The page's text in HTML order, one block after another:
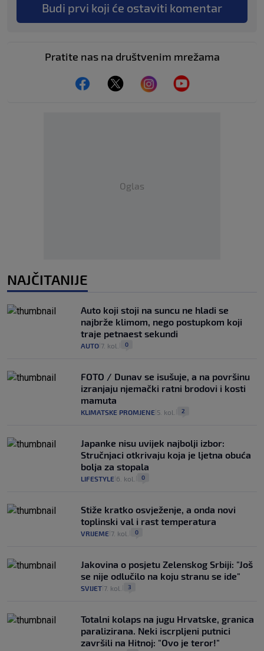
Budi prvi koji će ostaviti komentar
Pratite nas na društvenim mrežama
Oglas
NAJČITANIJE
Auto koji stoji na suncu ne hladi se
najbrže klimom, nego postupkom koji
traje petnaest sekundi
AUTO 7. kol. 0
FOTO / Dunav se isušuje, a na površinu
izranjaju njemački ratni brodovi i kosti
mamuta
KLIMATSKE PROMJENE 5. kol. 2
Japanke nisu uvijek najbolji izbor:
Stručnjaci otkrivaju koja je ljetna obuća
bolja za stopala
LIFESTYLE 6. kol. 0
Stiže kratko osvježenje, a onda novi
toplinski val i rast temperatura
VRIJEME 7. kol. 0
Jakovina o posjetu Zelenskog Srbiji: "Još
se nije odlučilo na koju stranu se ide"
SVIJET 7. kol. 3
Totalni kolaps na jugu Hrvatske, granica
paralizirana. Neki iscrpljeni putnici
završili na Hitnoj: "Ovo je teror!"